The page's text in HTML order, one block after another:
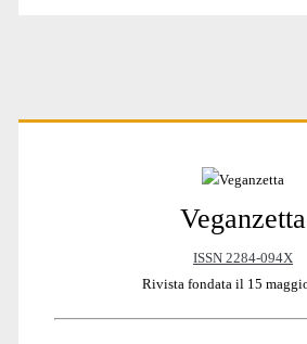
Primary
Veganzetta
ISSN 2284-094X
Rivista fondata il 15